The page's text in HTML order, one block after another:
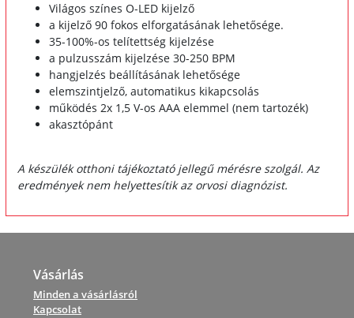
Világos színes O-LED kijelző
a kijelző 90 fokos elforgatásának lehetősége.
35-100%-os telítettség kijelzése
a pulzusszám kijelzése 30-250 BPM
hangjelzés beállításának lehetősége
elemszintjelző, automatikus kikapcsolás
működés 2x 1,5 V-os AAA elemmel (nem tartozék)
akasztópánt
A készülék otthoni tájékoztató jellegű mérésre szolgál. Az
eredmények nem helyettesítik az orvosi diagnózist.
Vásárlás
Minden a vásárlásról
Kapcsolat